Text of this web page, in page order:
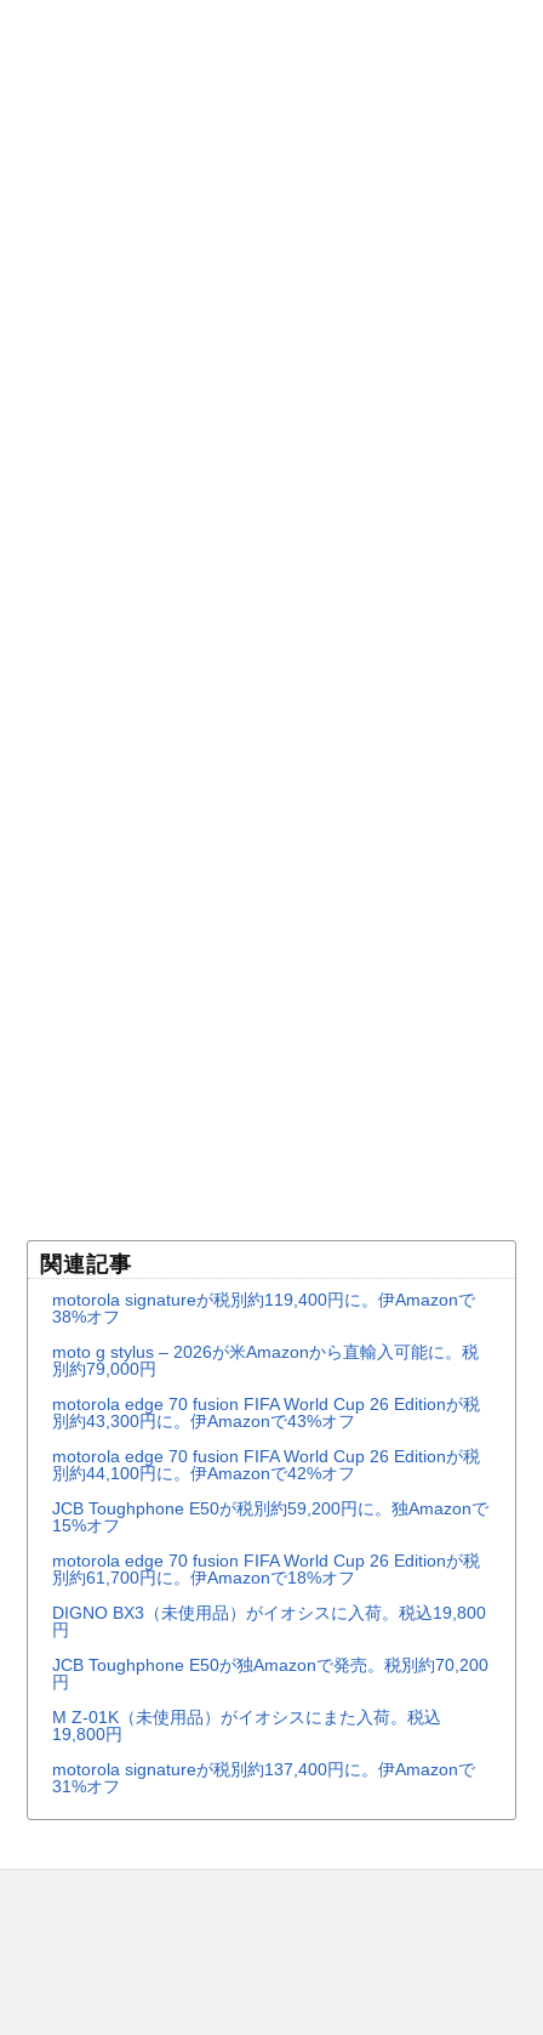
関連記事
motorola signatureが税別約119,400円に。伊Amazonで
38%オフ
moto g stylus – 2026が米Amazonから直輸入可能に。税
別約79,000円
motorola edge 70 fusion FIFA World Cup 26 Editionが税
別約43,300円に。伊Amazonで43%オフ
motorola edge 70 fusion FIFA World Cup 26 Editionが税
別約44,100円に。伊Amazonで42%オフ
JCB Toughphone E50が税別約59,200円に。独Amazonで
15%オフ
motorola edge 70 fusion FIFA World Cup 26 Editionが税
別約61,700円に。伊Amazonで18%オフ
DIGNO BX3（未使用品）がイオシスに入荷。税込19,800
円
JCB Toughphone E50が独Amazonで発売。税別約70,200
円
M Z-01K（未使用品）がイオシスにまた入荷。税込
19,800円
motorola signatureが税別約137,400円に。伊Amazonで
31%オフ